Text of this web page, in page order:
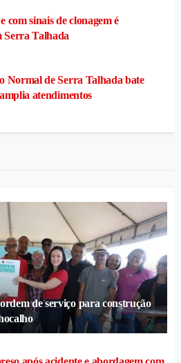
com sinais de clonagem é
Serra Talhada
Normal de Serra Talhada bate
atendimentos
de serviço para construção